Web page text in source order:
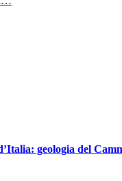
geologia del